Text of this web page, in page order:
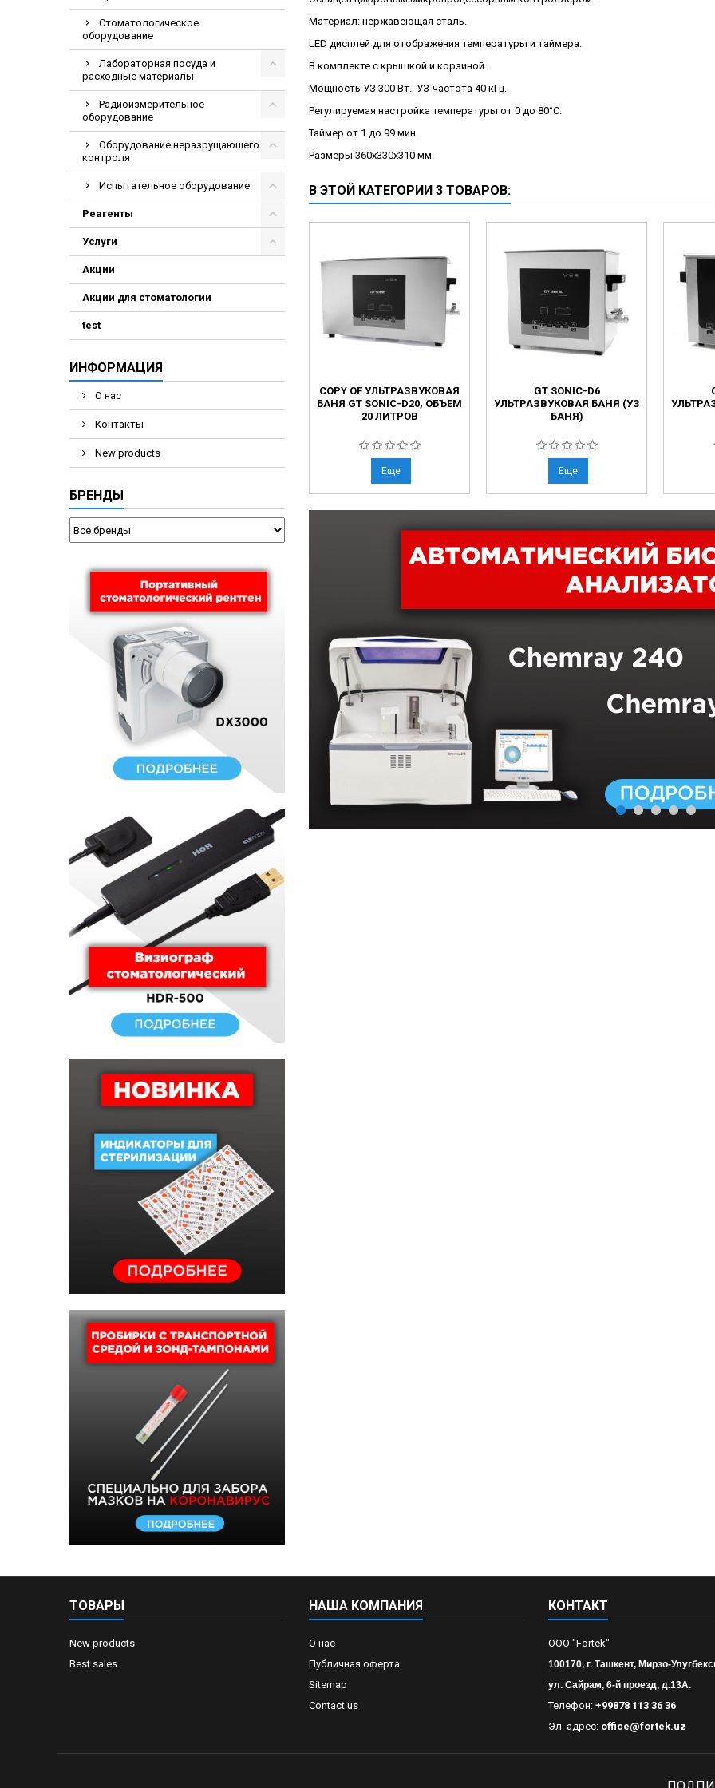
Электрохирургические коагуляторы
Стоматологическое
оборудование
Лабораторная посуда и
расходные материалы
Радиоизмерительное
оборудование
Оборудование неразрущающего
контроля
Испытательное оборудование
Реагенты
Услуги
Акции
Акции для стоматологии
test
ИНФОРМАЦИЯ
О нас
Контакты
New products
БРЕНДЫ
Материал: нержавеющая сталь.
LED дисплей для отображения температуры и таймера.
В комплекте с крышкой и корзиной.
Мощность УЗ 300 Вт., УЗ-частота 40 кГц.
Регулируемая настройка температуры от 0 до 80°С.
Таймер от 1 до 99 мин.
Размеры 360x330x310 мм.
В ЭТОЙ КАТЕГОРИИ 3 ТОВАРОВ:
COPY OF УЛЬТРАЗВУКОВАЯ
БАНЯ GT SONIC-D20, ОБЪЕМ
20 ЛИТРОВ
Еще
GT SONIC-D6
УЛЬТРАЗВУКОВАЯ БАНЯ (УЗ
БАНЯ)
Еще
ТОВАРЫ
New products
Best sales
НАША КОМПАНИЯ
О нас
Публичная оферта
Sitemap
Contact us
КОНТАКТ
OOO "Fortek"
100170, г. Ташкент, Мирзо-
ул. Сайрам, 6-й проезд, д.13А.
Телефон: +99878 113 36 36
Эл. адрес: office@fortek.uz